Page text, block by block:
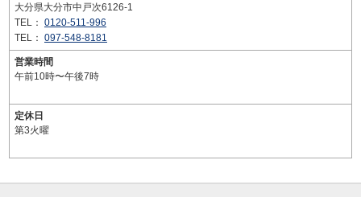
大分県大分市中戸次6126-1
TEL： 0120-511-996
TEL： 097-548-8181
営業時間
午前10時〜午後7時
定休日
第3火曜